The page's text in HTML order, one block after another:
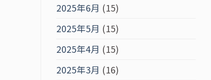
2025年6月 (15)
2025年5月 (15)
2025年4月 (15)
2025年3月 (16)